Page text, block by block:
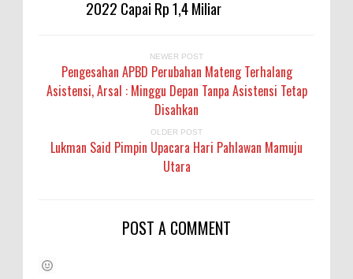
2022 Capai Rp 1,4 Miliar
NEWER POST
Pengesahan APBD Perubahan Mateng Terhalang
Asistensi, Arsal : Minggu Depan Tanpa Asistensi Tetap
Disahkan
OLDER POST
Lukman Said Pimpin Upacara Hari Pahlawan Mamuju
Utara
POST A COMMENT